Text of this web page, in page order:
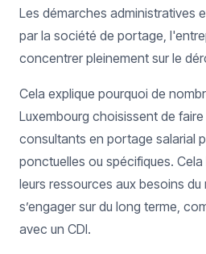
Les démarches administratives
par la société de portage,
concentrer pleinement sur le
Cela explique pourquoi de
Luxembourg choisissent de
consultants en portage salarial
ponctuelles ou spécifiques. Cela
leurs ressources aux besoins
s’engager sur du long terme,
avec un CDI.